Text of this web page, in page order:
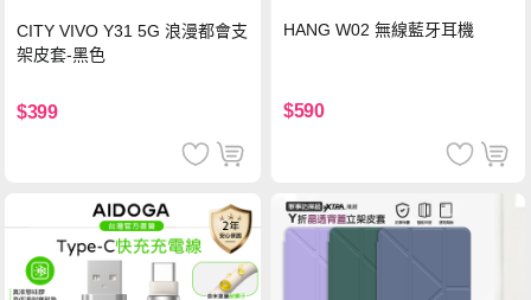
CITY VIVO Y31 5G 浪漫都會支
架皮套-黑色
$399
HANG W02 無線藍牙耳機
$590